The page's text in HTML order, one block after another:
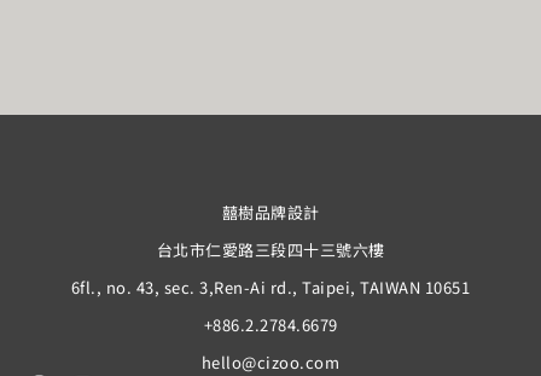
囍樹品牌設計
台北市仁愛路三段四十三號六樓
6fl., no. 43, sec. 3,Ren-Ai rd., Taipei, TAIWAN 10651
+886.2.2784.6679
hello@cizoo.com